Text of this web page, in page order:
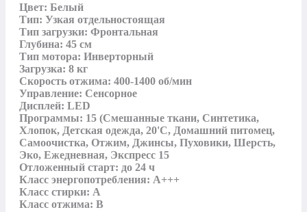
Цвет: Белый
Тип: Узкая отдельностоящая
Тип загрузки: Фронтальная
Глубина: 45 см
Тип мотора: Инверторный
Загрузка: 8 кг
Скорость отжима: 400-1400 об/мин
Управление: Сенсорное
Дисплей: LED
Программы: 15 (Смешанные ткани, Синтетика,
Хлопок, Детская одежда, 20'С, Домашний питомец,
Самоочистка, Отжим, Джинсы, Пуховики, Шерсть,
Эко, Ежедневная, Экспресс 15
Отложенный старт: до 24 ч
Класс энергопотребления: А+++
Класс стирки: А
Класс отжима: В